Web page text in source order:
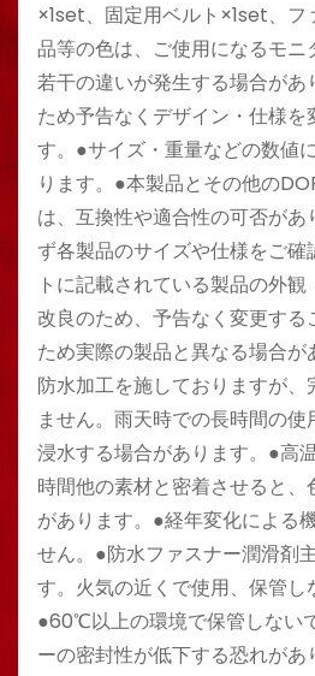
×1set、固定用ベルト×1set、フ
品等の色は、ご使用になるモニ
若干の違いが発生する場合が
ため予告なくデザイン・仕様を
す。●サイズ・重量などの数値
ります。●本製品とその他の
は、互換性や適合性の可否が
ず各製品のサイズや仕様をご確
トに記載されている製品の外
改良のため、予告なく変更す
ため実際の製品と異なる場合
防水加工を施しておりますが、
ません。雨天時での長時間の
浸水する場合があります。●高
時間他の素材と密着させると
があります。●経年変化による
せん。●防水ファスナー潤滑剤
す。火気の近くで使用、保管し
●60℃以上の環境で保管しない
ーの密封性が低下する恐れが